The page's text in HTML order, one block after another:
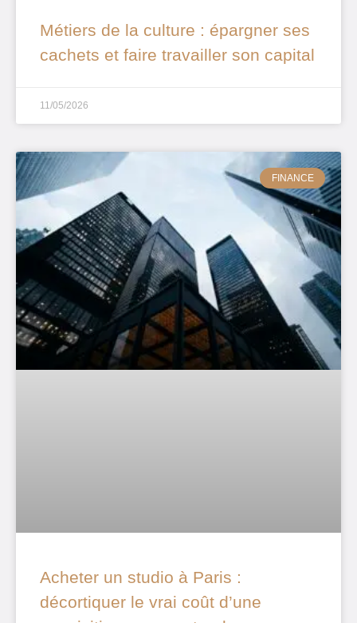
Métiers de la culture : épargner ses
cachets et faire travailler son capital
11/05/2026
FINANCE
Acheter un studio à Paris :
décortiquer le vrai coût d’une